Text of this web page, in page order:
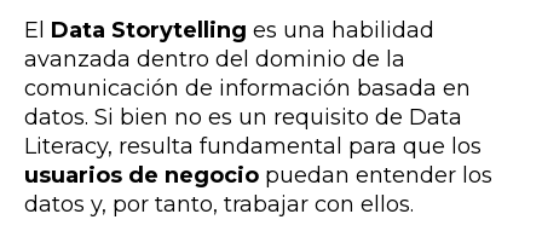
El Data Storytelling es una habilidad
avanzada dentro del dominio de la
comunicación de información basada en
datos. Si bien no es un requisito de Data
Literacy, resulta fundamental para que los
usuarios de negocio puedan entender los
datos y, por tanto, trabajar con ellos.